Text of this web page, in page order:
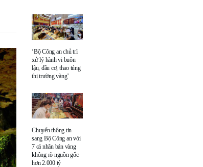
‘Bộ Công an chủ trì
xử lý hành vi buôn
lậu, đầu cơ, thao túng
thị trường vàng’
Chuyển thông tin
sang Bộ Công an với
7 cá nhân bán vàng
không rõ nguồn gốc
hơn 2.000 tỷ